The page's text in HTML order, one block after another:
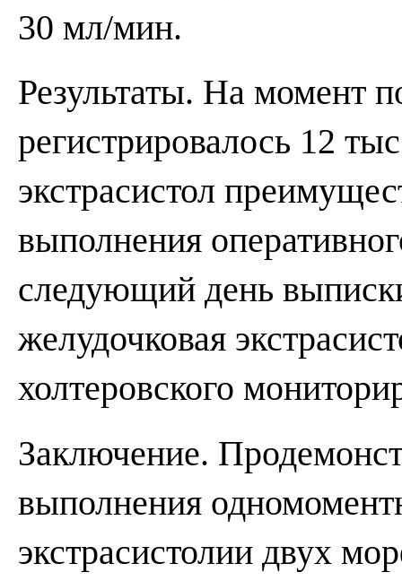
30 мл/мин.
Результаты. На момент
регистрировалось 12
экстрасистол
выполнения
следующий день
желудочковая
холтеровского
Заключение.
выполнения
экстрасистолии двух